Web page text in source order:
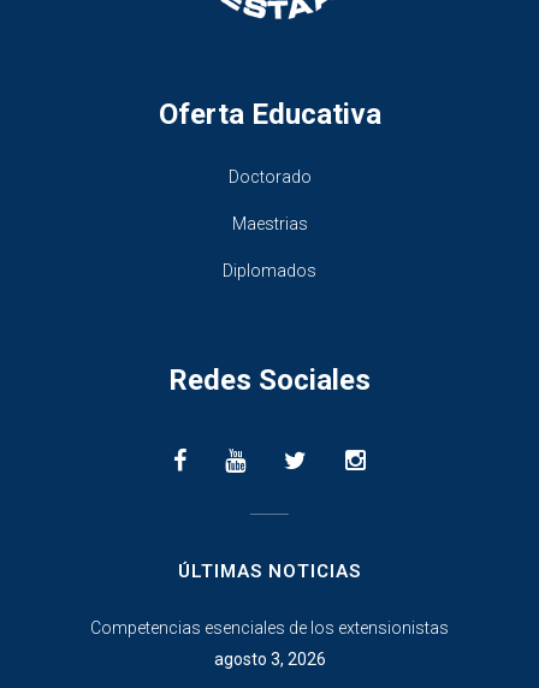
Oferta Educativa
Doctorado
Maestrias
Diplomados
Redes Sociales
ÚLTIMAS NOTICIAS
Competencias esenciales de los extensionistas
agosto 3, 2026